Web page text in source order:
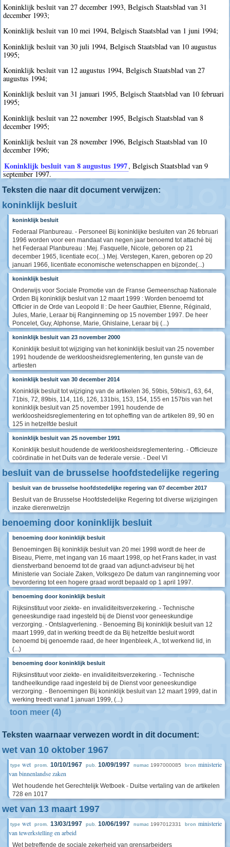
Koninklijk besluit van 27 december 1993, Belgisch Staatsblad van 31
december 1993;
Koninklijk besluit van 10 mei 1994, Belgisch Staatsblad van 1 juni 1994;
Koninklijk besluit van 30 juli 1994, Belgisch Staatsblad van 10 augustus
1995;
Koninklijk besluit van 12 augustus 1994, Belgisch Staatsblad van 27
augustus 1994;
Koninklijk besluit van 31 januari 1995, Belgisch Staatsblad van 10 februari
1995;
Koninklijk besluit van 22 november 1995, Belgisch Staatsblad van 8
december 1995;
Koninklijk besluit van 28 november 1996, Belgisch Staatsblad van 10
december 1996;
Koninklijk besluit van 8 augustus 1997, Belgisch Staatsblad van 9
september 1997.
Teksten die naar dit document verwijzen:
koninklijk besluit
koninklijk besluit
Federaal Planbureau. - Personeel Bij koninklijke besluiten van 26 februari
1996 worden voor een mandaat van negen jaar benoemd tot attaché bij
het Federaal Planbureau : Mej. Fasquelle, Nicole, geboren op 21
december 1965, licentiate eco(...) Mej. Verstegen, Karen, geboren op 20
januari 1966, licentiate economische wetenschappen en bijzonde(...)
koninklijk besluit
Onderwijs voor Sociale Promotie van de Franse Gemeenschap Nationale
Orden Bij koninklijk besluit van 12 maart 1999 : Worden benoemd tot
Officier in de Orde van Leopold II : De heer Gauthier, Etienne, Réginald,
Jules, Marie, Leraar bij Ranginneming op 15 november 1997. De heer
Poncelet, Guy, Alphonse, Marie, Ghislaine, Leraar bij (...)
koninklijk besluit van 23 november 2000
Koninklijk besluit tot wijziging van het koninklijk besluit van 25 november
1991 houdende de werkloosheidsreglementering, ten gunste van de
artiesten
koninklijk besluit van 30 december 2014
Koninklijk besluit tot wijziging van de artikelen 36, 59bis, 59bis/1, 63, 64,
71bis, 72, 89bis, 114, 116, 126, 131bis, 153, 154, 155 en 157bis van het
koninklijk besluit van 25 november 1991 houdende de
werkloosheidsreglementering en tot opheffing van de artikelen 89, 90 en
125 in hetzelfde besluit
koninklijk besluit van 25 november 1991
Koninklijk besluit houdende de werkloosheidsreglementering. - Officieuze
coördinatie in het Duits van de federale versie. - Deel VI
besluit van de brusselse hoofdstedelijke regering
besluit van de brusselse hoofdstedelijke regering van 07 december 2017
Besluit van de Brusselse Hoofdstedelijke Regering tot diverse wijzigingen
inzake dierenwelzijn
benoeming door koninklijk besluit
benoeming door koninklijk besluit
Benoemingen Bij koninklijk besluit van 20 mei 1998 wordt de heer de
Biseau, Pierre, met ingang van 16 maart 1998, op het Frans kader, in vast
dienstverband benoemd tot de graad van adjunct-adviseur bij het
Ministerie van Sociale Zaken, Volksgezo De datum van ranginneming voor
bevordering tot een hogere graad wordt bepaald op 1 april 1997.
benoeming door koninklijk besluit
Rijksinstituut voor ziekte- en invaliditeitsverzekering. - Technische
geneeskundige raad ingesteld bij de Dienst voor geneeskundige
verzorging. - Ontslagverlening. - Benoeming Bij koninklijk besluit van 12
maart 1999, dat in werking treedt de da Bij hetzelfde besluit wordt
benoemd bij genoemde raad, de heer Ingenbleek, A., tot werkend lid, in
(...)
benoeming door koninklijk besluit
Rijksinstituut voor ziekte- en invaliditeitsverzekering. - Technische
tandheelkundige raad ingesteld bij de Dienst voor geneeskundige
verzorging. - Benoemingen Bij koninklijk besluit van 12 maart 1999, dat in
werking treedt vanaf 1 januari 1999, (...)
toon meer (4)
Teksten waarnaar verwezen wordt in dit document:
wet van 10 oktober 1967
type wet prom. 10/10/1967 pub. 10/09/1997 numac 1997000085 bron ministerie
van binnenlandse zaken
Wet houdende het Gerechtelijk Wetboek - Duitse vertaling van de artikelen
728 en 1017
wet van 13 maart 1997
type wet prom. 13/03/1997 pub. 10/06/1997 numac 1997012331 bron ministerie
van tewerkstelling en arbeid
Wet betreffende de sociale zekerheid van grensarbeiders